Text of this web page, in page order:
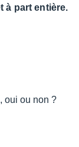
à part entière.